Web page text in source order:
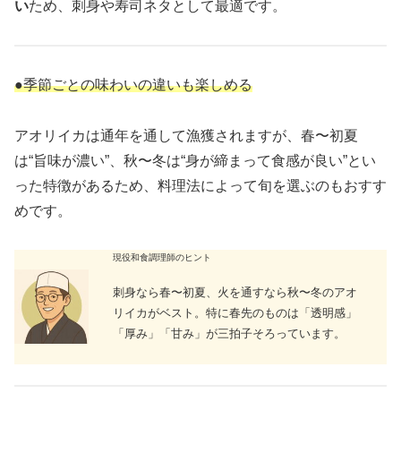
いため、刺身や寿司ネタとして最適です。
●季節ごとの味わいの違いも楽しめる
アオリイカは通年を通して漁獲されますが、春〜初夏
は“旨味が濃い”、秋〜冬は“身が締まって食感が良い”とい
った特徴があるため、料理法によって旬を選ぶのもおすす
めです。
現役和食調理師のヒント
刺身なら春〜初夏、火を通すなら秋〜冬のアオ
リイカがベスト。特に春先のものは「透明感」
「厚み」「甘み」が三拍子そろっています。